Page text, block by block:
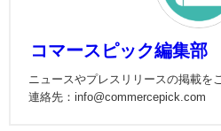
コマースピック編集
ニュースやプレスリリースの掲載を
連絡先：info@commercepick.com